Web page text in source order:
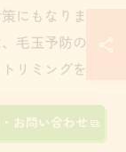
にもなりま
毛玉予防のた
リミングを検
の性格も考慮
お問い合わせ